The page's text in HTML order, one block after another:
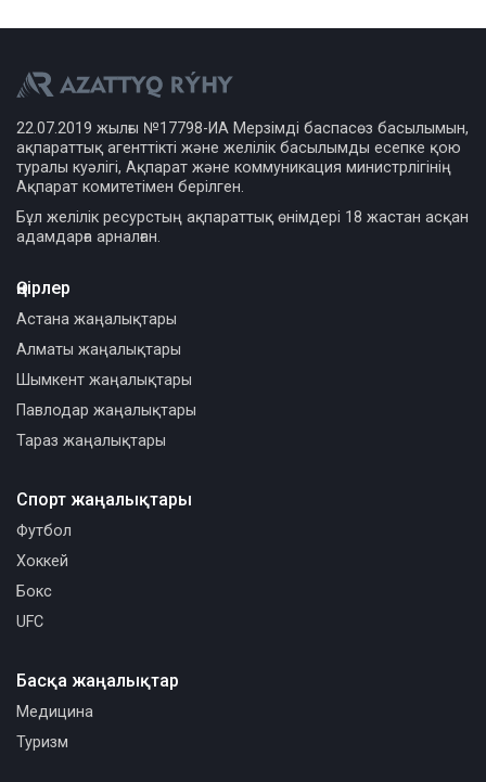
22.07.2019 жылғы №17798-ИА Мерзімді баспасөз басылымын,
ақпараттық агенттікті және желілік басылымды есепке қою
туралы куәлігі, Ақпарат және коммуникация министрлігінің
Ақпарат комитетімен берілген.
Бұл желілік ресурстың ақпараттық өнімдері 18 жастан асқан
адамдарға арналған.
Өңірлер
Астана жаңалықтары
Алматы жаңалықтары
Шымкент жаңалықтары
Павлодар жаңалықтары
Тараз жаңалықтары
Спорт жаңалықтары
Футбол
Хоккей
Бокс
UFC
Басқа жаңалықтар
Медицина
Туризм